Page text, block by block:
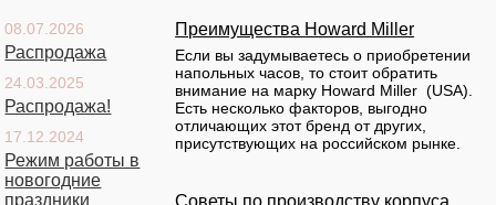
08.07.2026
Распродажа
24.03.2025
Распродажа!
17.12.2024
Режим работы в
новогодние
праздники
Преимущества Howard Miller
Если вы задумываетесь о приобретении
напольных часов, то стоит обратить
внимание на марку Howard Miller (USA).
Есть несколько факторов, выгодно
отличающих этот бренд от других,
присутствующих на российском рынке.